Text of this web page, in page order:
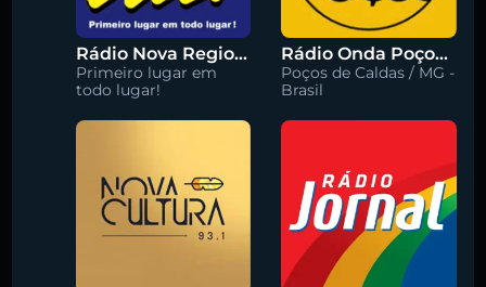
Rádio Nova Regional 91.5 FM
Primeiro lugar em
todo lugar!
Rádio Onda Poços 96.7 FM
Poços de Caldas / MG -
Brasil